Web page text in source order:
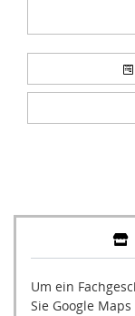
Um ein
Sie Google